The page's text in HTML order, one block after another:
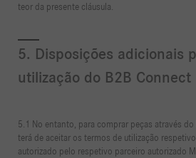
teor da presente cláusula.
5. Disposições adicionais
utilização do B2B Connect
5.1 No entanto, para comprar peças através
terá de aceitar os termos de utilização
autorizado pelo respetivo parceiro autorizado